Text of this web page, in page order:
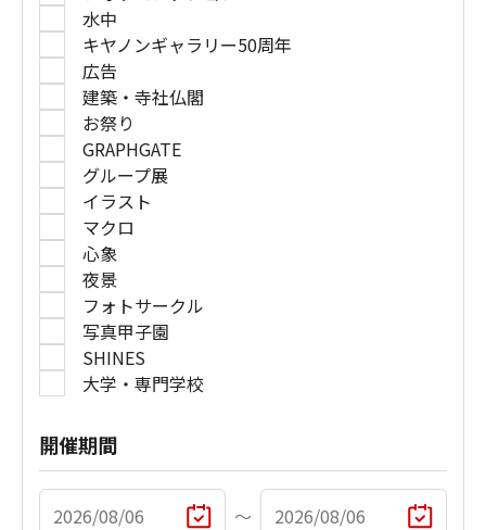
水中
キヤノンギャラリー50周年
広告
建築・寺社仏閣
お祭り
GRAPHGATE
グループ展
イラスト
マクロ
心象
夜景
フォトサークル
写真甲子園
SHINES
大学・専門学校
開催期間
〜